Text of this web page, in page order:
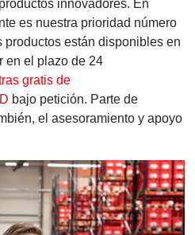
innovadores. En
es nuestra prioridad número
productos están disponibles en
en el plazo de 24
gratis de
bajo petición. Parte de
el asesoramiento y apoyo